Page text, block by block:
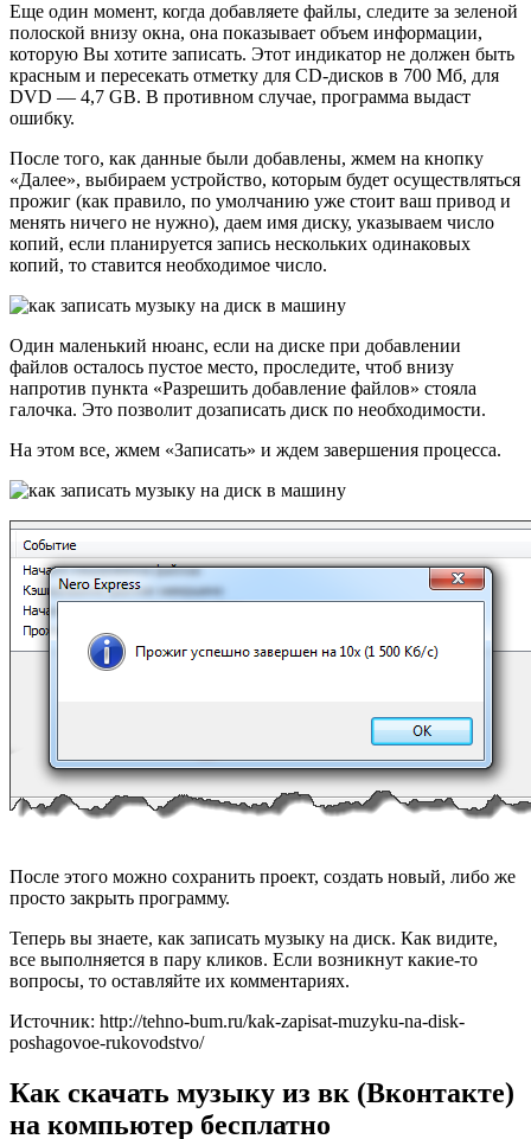
Еще один момент, когда добавляете файлы, следите за зеленой
полоской внизу окна, она показывает объем информации,
которую Вы хотите записать. Этот индикатор не должен быть
красным и пересекать отметку для CD-дисков в 700 Мб, для
DVD — 4,7 GB. В противном случае, программа выдаст
ошибку.
После того, как данные были добавлены, жмем на кнопку
«Далее», выбираем устройство, которым будет осуществляться
прожиг (как правило, по умолчанию уже стоит ваш привод и
менять ничего не нужно), даем имя диску, указываем число
копий, если планируется запись нескольких одинаковых
копий, то ставится необходимое число.
Один маленький нюанс, если на диске при добавлении
файлов осталось пустое место, проследите, чтоб внизу
напротив пункта «Разрешить добавление файлов» стояла
галочка. Это позволит дозаписать диск по необходимости.
На этом все, жмем «Записать» и ждем завершения процесса.
После этого можно сохранить проект, создать новый, либо же
просто закрыть программу.
Теперь вы знаете, как записать музыку на диск. Как видите,
все выполняется в пару кликов. Если возникнут какие-то
вопросы, то оставляйте их комментариях.
Источник: http://tehno-bum.ru/kak-zapisat-muzyku-na-disk-
poshagovoe-rukovodstvo/
Как скачать музыку из вк (Вконтакте)
на компьютер бесплатно